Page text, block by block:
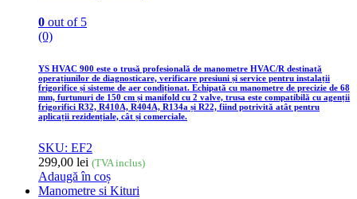
0 out of 5
(0)
YS HVAC 900 este o trusă profesională de manometre HVAC/R destinată
operațiunilor de diagnosticare, verificare presiuni și service pentru instalații
frigorifice și sisteme de aer condiționat. Echipată cu manometre de precizie de 68
mm, furtunuri de 150 cm și manifold cu 2 valve, trusa este compatibilă cu agenții
frigorifici R32, R410A, R404A, R134a și R22, fiind potrivită atât pentru
aplicații rezidențiale, cât și comerciale.
SKU: EF2
299,00 lei (TVA inclus)
Adaugă în coș
Manometre si Kituri